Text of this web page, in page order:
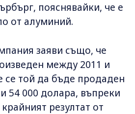
пояснявайки, че е
от алуминий.
заяви също, че
между 2011 и
се той да бъде продаден
54 000 долара, въпреки
резултат от